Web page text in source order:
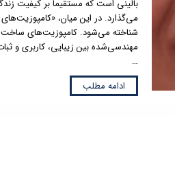
بالینی است که مستقیماً بر کیفیت
می‌گذارد. در این میان، «کامپوزیت‌های
شناخته می‌شود. کامپوزیت‌های ساخت
مهندسی‌شده بین زیبایی، کاربری و
…
ادامه مطلب